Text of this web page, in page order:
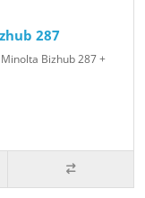
287
Bizhub 287 +